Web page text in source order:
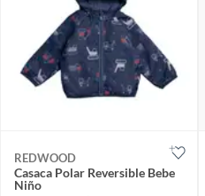
REDWOOD
Casaca Polar Reversible Bebe
Niño